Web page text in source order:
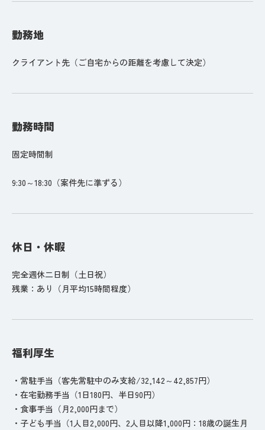
勤務地
クライアント先（ご自宅からの距離を考慮して決定）
勤務時間
固定時間制
9:30～18:30（案件先に準ずる）
休日・休暇
完全週休二日制（土日祝）
残業：あり（月平均15時間程度）
福利厚生
・常駐手当（客先常駐中のみ支給/32,142～42,857円）
・在宅勤務手当（1日180円、半日90円）
・食事手当（月2,000円まで）
・子ども手当（1人目2,000円、2人目以降1,000円：18歳の誕生月